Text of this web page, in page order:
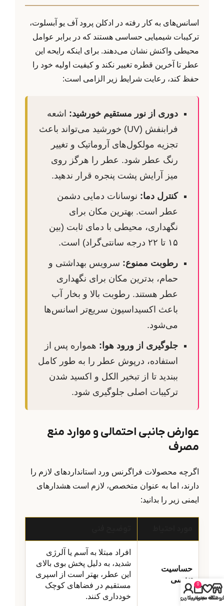
اسانس‌های به کار رفته در ادکلن پرود آف یو آبسلوت،
ترکیبات شیمیایی حساسی هستند که در برابر عوامل
محیطی واکنش نشان می‌دهند. برای اینکه رایحه این
عطر تا آخرین قطره تغییر نکند و کیفیت اولیه خود را
حفظ کند، رعایت شرایط زیر الزامی است:
دوری از نور مستقیم خورشید: اشعه
فرابنفش (UV) خورشید می‌تواند باعث
تجزیه مولکول‌های آروماتیک و تغییر
رنگ عطر شود. عطر را هرگز روی
میز آرایش پشت پنجره قرار ندهید.
کنترل دما: نوسانات دمایی دشمن
عطر است. بهترین مکان برای
نگهداری، محیطی با دمای ثابت (بین
۱۵ تا ۲۲ درجه سانتی‌گراد) است.
رطوبت ممنوع: سرویس بهداشتی و
حمام، بدترین مکان برای نگهداری
عطر هستند. رطوبت بالا و بخار آب
باعث اکسیداسیون سریع‌تر اسانس‌ها
می‌شود.
جلوگیری از ورود هوا: همواره پس از
استفاده، درپوش عطر را به طور کامل
ببندید تا از تبخیر الکل و اکسید شدن
ترکیبات اصلی جلوگیری شود.
عوارض جانبی احتمالی و موارد منع
مصرف
اگرچه محصولات فراگرنس ورد استانداردهای لازم را
دارند، اما به عنوان متخصص، لازم است هشدارهای
ایمنی زیر را بدانید:
حساسیت
تنفسی
افراد مبتلا به آسم یا آلرژی
شدید، به دلیل پخش بوی بالای
این عطر، بهتر است از اسپری
مستقیم در فضاهای کوچک
خودداری کنند.
فروشگاه
علاقه مندی
0
سبد خرید
حساب کاربری من